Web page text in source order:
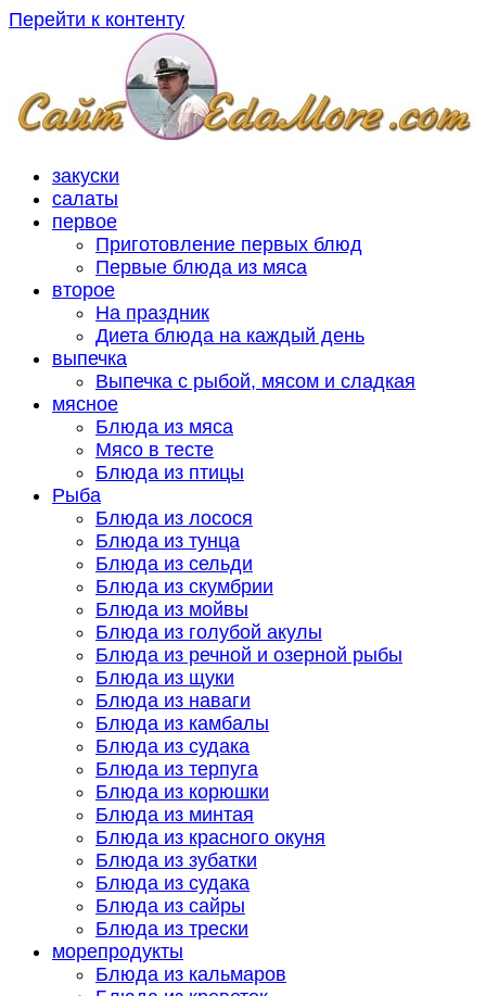
Перейти к контенту
закуски
салаты
первое
Приготовление первых блюд
Первые блюда из мяса
второе
На праздник
Диета блюда на каждый день
выпечка
Выпечка с рыбой, мясом и сладкая
мясное
Блюда из мяса
Мясо в тесте
Блюда из птицы
Рыба
Блюда из лосося
Блюда из тунца
Блюда из сельди
Блюда из скумбрии
Блюда из мойвы
Блюда из голубой акулы
Блюда из речной и озерной рыбы
Блюда из щуки
Блюда из наваги
Блюда из камбалы
Блюда из судака
Блюда из терпуга
Блюда из корюшки
Блюда из минтая
Блюда из красного окуня
Блюда из зубатки
Блюда из судака
Блюда из сайры
Блюда из трески
морепродукты
Блюда из кальмаров